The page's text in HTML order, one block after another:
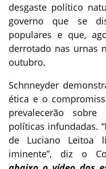
desgaste político
governo que se
populares e que,
derrotado nas urnas
outubro.
Schnneyder
ética e o
prevalecerão
políticas infundadas.
de Luciano Leitoa
iminente”, diz o